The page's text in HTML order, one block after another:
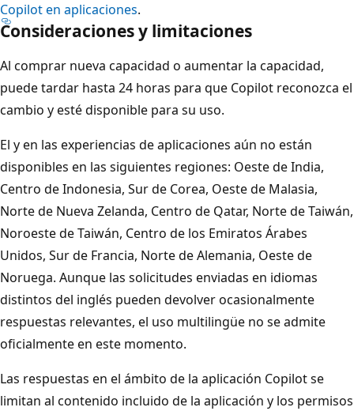
Copilot en aplicaciones.
Consideraciones y limitaciones
Al comprar nueva capacidad o aumentar la capacidad,
puede tardar hasta 24 horas para que Copilot reconozca el
cambio y esté disponible para su uso.
El yen las experiencias de aplicaciones aún no están
disponibles en las siguientes regiones: Oeste de India,
Centro de Indonesia, Sur de Corea, Oeste de Malasia,
Norte de Nueva Zelanda, Centro de Qatar, Norte de Taiwán,
Noroeste de Taiwán, Centro de los Emiratos Árabes
Unidos, Sur de Francia, Norte de Alemania, Oeste de
Noruega. Aunque las solicitudes enviadas en idiomas
distintos del inglés pueden devolver ocasionalmente
respuestas relevantes, el uso multilingüe no se admite
oficialmente en este momento.
Las respuestas en el ámbito de la aplicación Copilot se
limitan al contenido incluido de la aplicación y los permisos